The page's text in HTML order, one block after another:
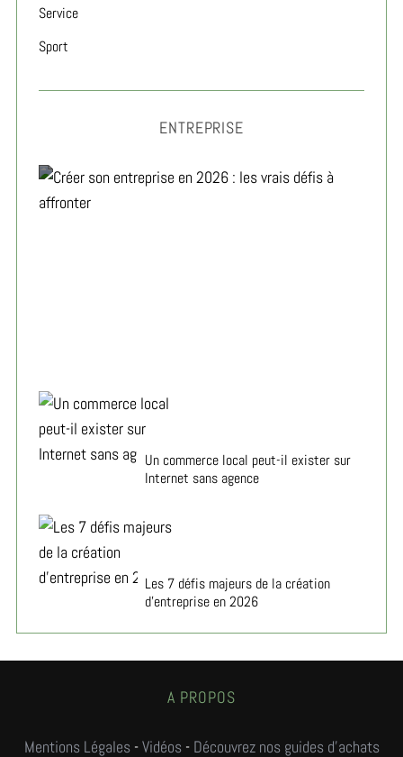
Service
Sport
ENTREPRISE
Un commerce local peut-il exister sur
Internet sans agence
Les 7 défis majeurs de la création
d’entreprise en 2026
A PROPOS
Mentions Légales-Vidéos- Découvrez nos guides d'achats